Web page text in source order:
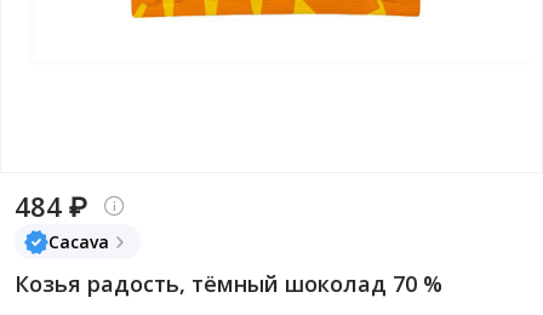
484 ₽
Cacava
Козья радость, тёмный шоколад 70 %